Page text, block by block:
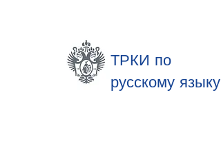
ТРКИ по
русскому языку